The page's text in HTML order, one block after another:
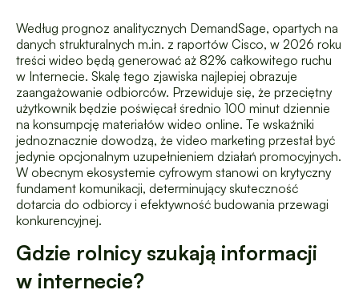
Według prognoz analitycznych DemandSage, opartych na
danych strukturalnych m.in. z raportów Cisco, w 2026 roku
treści wideo będą generować aż 82% całkowitego ruchu
w Internecie. Skalę tego zjawiska najlepiej obrazuje
zaangażowanie odbiorców. Przewiduje się, że przeciętny
użytkownik będzie poświęcał średnio 100 minut dziennie
na konsumpcję materiałów wideo online. Te wskaźniki
jednoznacznie dowodzą, że video marketing przestał być
jedynie opcjonalnym uzupełnieniem działań promocyjnych.
W obecnym ekosystemie cyfrowym stanowi on krytyczny
fundament komunikacji, determinujący skuteczność
dotarcia do odbiorcy i efektywność budowania przewagi
konkurencyjnej.
Gdzie rolnicy szukają informacji
w internecie?